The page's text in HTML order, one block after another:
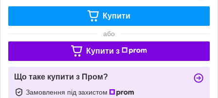
Купити
або
Купити з
Що таке купити з Пром?
Замовлення під захистом